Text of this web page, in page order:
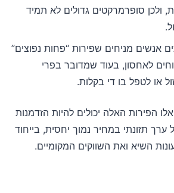
ולכן סופרמרקטים גדולים לא תמיד
אנשים מניחים שפירות “פחות נפוצים”
לאחסון, בעוד שמדובר בפרי
או לטפל בו די בקלות.
הפירות האלה יכולים להיות הזדמנות
תזונתי במחיר נמוך יחסית, בייחוד
השיא ואת השווקים המקומיים.